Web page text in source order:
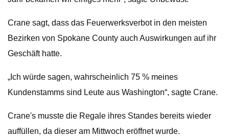
Crane sagt, dass das Feuerwerksverbot in den meisten
Bezirken von Spokane County auch Auswirkungen auf ihr
Geschäft hatte.
„Ich würde sagen, wahrscheinlich 75 % meines
Kundenstamms sind Leute aus Washington“, sagte Crane.
Crane's musste die Regale ihres Standes bereits wieder
auffüllen, da dieser am Mittwoch eröffnet wurde.